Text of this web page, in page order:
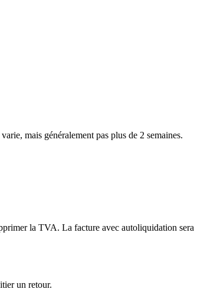
mais généralement pas plus de 2 semaines.
la TVA. La facture avec autoliquidation sera
un retour.